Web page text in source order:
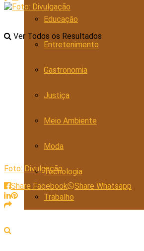
Educação
Entretenimento
Gastronomia
Justiça
Meio Ambiente
Moda
Tecnologia
Trabalho
Ver Todos os Resultados
Foto: Divulgação
Share Facebook
Share Whatsapp